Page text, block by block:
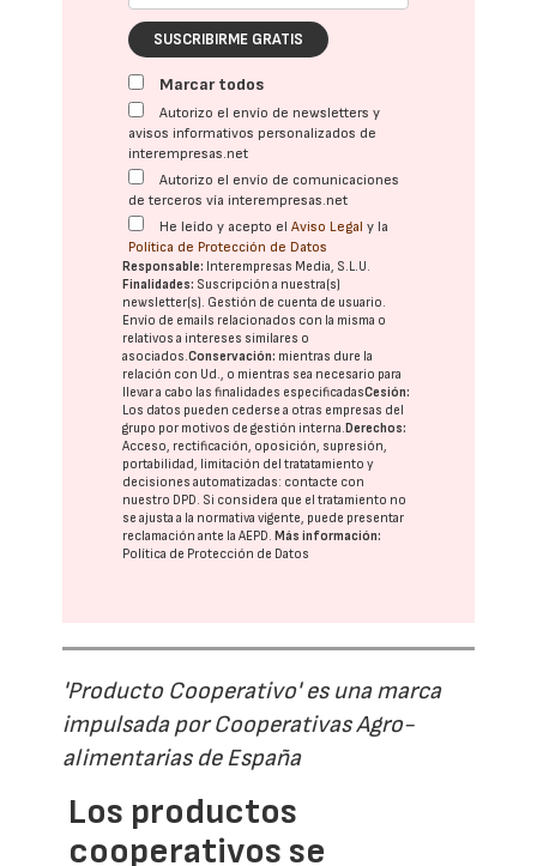
SUSCRIBIRME GRATIS
Marcar todos
Autorizo el envío de newsletters y
avisos informativos personalizados de
interempresas.net
Autorizo el envío de comunicaciones
de terceros vía interempresas.net
He leído y acepto elAviso Legal y la
Política de Protección de Datos
Responsable: Interempresas Media, S.L.U.
Finalidades: Suscripción a nuestra(s)
newsletter(s). Gestión de cuenta de usuario.
Envío de emails relacionados con la misma o
relativos a intereses similares o
asociados.Conservación: mientras dure la
relación con Ud., o mientras sea necesario para
llevar a cabo las finalidades especificadasCesión:
Los datos pueden cederse a otras empresas del
grupo por motivos de gestión interna. Derechos:
Acceso, rectificación, oposición, supresión,
portabilidad, limitación del tratatamiento y
decisiones automatizadas: contacte con
nuestro DPD. Si considera que el tratamiento no
se ajusta a la normativa vigente, puede presentar
reclamación ante laAEPD. Más información:
Política de Protección de Datos
'Producto Cooperativo' es una marca
impulsada por Cooperativas Agro-
alimentarias de España
Los productos
cooperativos se